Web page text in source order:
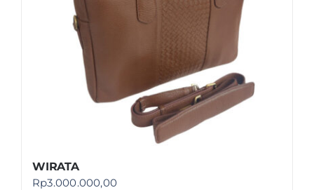
WIRATA
Rp3.000.000,00